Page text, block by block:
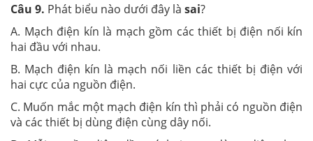
Câu 9. Phát biểu nào dưới đây là sai?
A. Mạch điện kín là mạch gồm các thiết bị điện nối kín
hai đầu với nhau.
B. Mạch điện kín là mạch nối liền các thiết bị điện với
hai cực của nguồn điện.
C. Muốn mắc một mạch điện kín thì phải có nguồn điện
và các thiết bị dùng điện cùng dây nối.